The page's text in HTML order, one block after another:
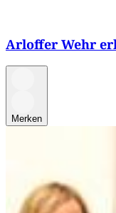
Arloffer Wehr
Merken